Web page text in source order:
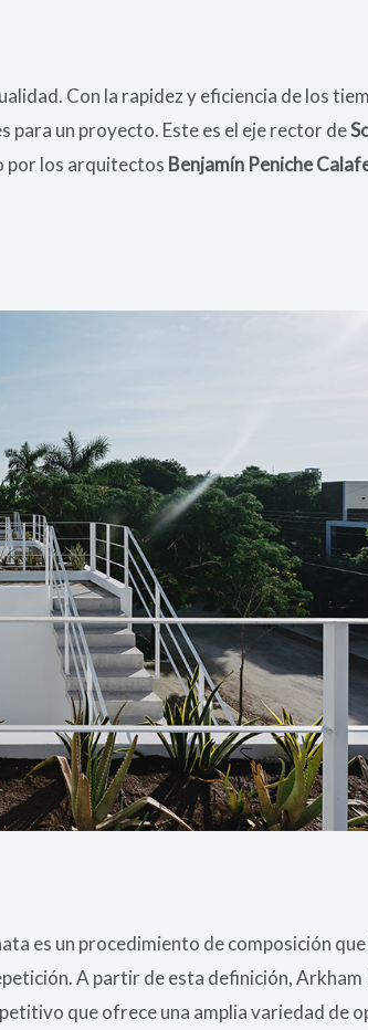
Con la rapidez y eficiencia de los
para un proyecto. Este es el eje rector de
por los arquitectos Benjamín Peniche
es un procedimiento de composición
A partir de esta definición,
que ofrece una amplia variedad de